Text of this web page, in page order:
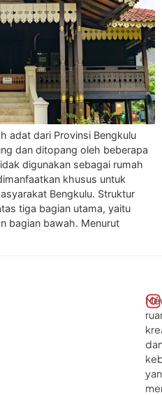
adat dari Provinsi Bengkulu
dan ditopang oleh beberapa
digunakan sebagai rumah
khusus untuk
Bengkulu. Struktur
tiga bagian utama, yaitu
bagian bawah. Menurut